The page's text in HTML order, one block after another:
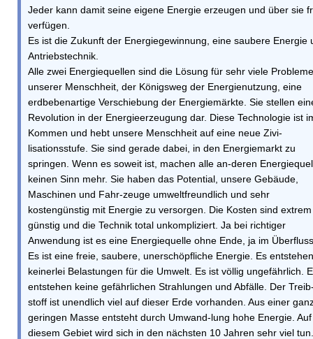
Jeder kann damit seine eigene Energie erzeugen und über sie
verfügen.
Es ist die Zukunft der Energiegewinnung, eine saubere Energie
Antriebstechnik.
Alle zwei Energiequellen sind die Lösung für sehr viele Probleme
unserer Menschheit, der Königsweg der Energienutzung, eine
erdbebenartige Verschiebung der Energiemärkte. Sie stellen
Revolution in der Energieerzeugung dar. Diese Technologie ist
Kommen und hebt unsere Menschheit auf eine neue Zivi-
lisationsstufe. Sie sind gerade dabei, in den Energiemarkt zu
springen. Wenn es soweit ist, machen alle an-deren
keinen Sinn mehr. Sie haben das Potential, unsere Gebäude,
Maschinen und Fahr-zeuge umweltfreundlich und sehr
kostengünstig mit Energie zu versorgen. Die Kosten sind extrem
günstig und die Technik total unkompliziert. Ja bei richtiger
Anwendung ist es eine Energiequelle ohne Ende, ja im
Es ist eine freie, saubere, unerschöpfliche Energie. Es entstehen
keinerlei Belastungen für die Umwelt. Es ist völlig ungefährlich.
entstehen keine gefährlichen Strahlungen und Abfälle. Der
stoff ist unendlich viel auf dieser Erde vorhanden. Aus einer
geringen Masse entsteht durch Umwand-lung hohe Energie. Auf
diesem Gebiet wird sich in den nächsten 10 Jahren sehr viel tun.